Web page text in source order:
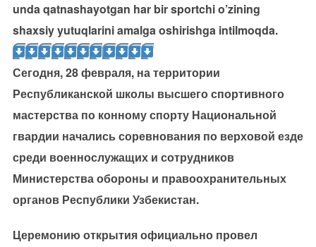
unda qatnashayotgan har bir sportchi o’zining
shaxsiy yutuqlarini amalga oshirishga intilmoqda.
Сегодня, 28 февраля, на территории
Республиканской школы высшего спортивного
мастерства по конному спорту Национальной
гвардии начались соревнования по верховой езде
среди военнослужащих и сотрудников
Министерства обороны и правоохранительных
органов Республики Узбекистан.
Церемонию открытия официально провел